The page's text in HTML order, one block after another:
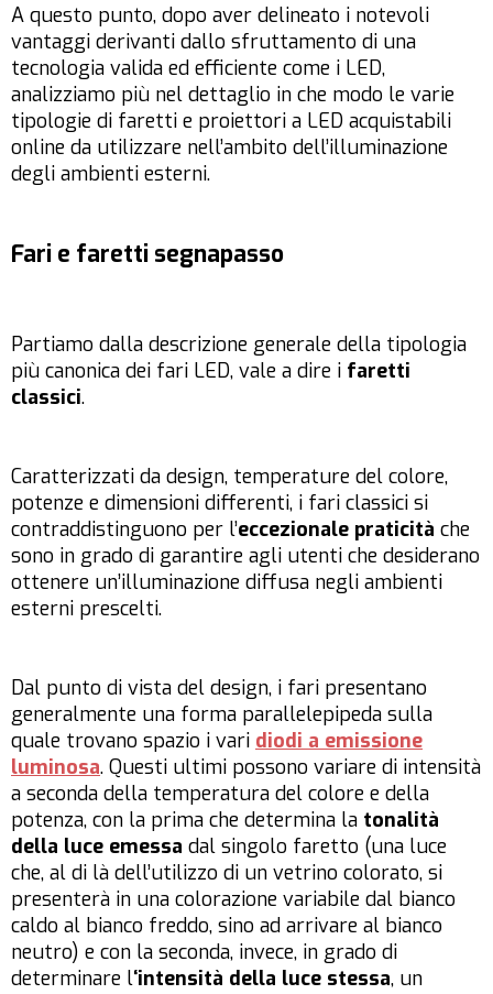
A questo punto, dopo aver delineato i notevoli
vantaggi derivanti dallo sfruttamento di una
tecnologia valida ed efficiente come i LED,
analizziamo più nel dettaglio in che modo le varie
tipologie di faretti e proiettori a LED acquistabili
online da utilizzare nell’ambito dell’illuminazione
degli ambienti esterni.
Fari e faretti segnapasso
Partiamo dalla descrizione generale della tipologia
più canonica dei fari LED, vale a dire i faretti
classici.
Caratterizzati da design, temperature del colore,
potenze e dimensioni differenti, i fari classici si
contraddistinguono per l’eccezionale praticità che
sono in grado di garantire agli utenti che desiderano
ottenere un’illuminazione diffusa negli ambienti
esterni prescelti.
Dal punto di vista del design, i fari presentano
generalmente una forma parallelepipeda sulla
quale trovano spazio i vari diodi a emissione
luminosa. Questi ultimi possono variare di intensità
a seconda della temperatura del colore e della
potenza, con la prima che determina la tonalità
della luce emessa dal singolo faretto (una luce
che, al di là dell’utilizzo di un vetrino colorato, si
presenterà in una colorazione variabile dal bianco
caldo al bianco freddo, sino ad arrivare al bianco
neutro) e con la seconda, invece, in grado di
determinare l‘intensità della luce stessa, un